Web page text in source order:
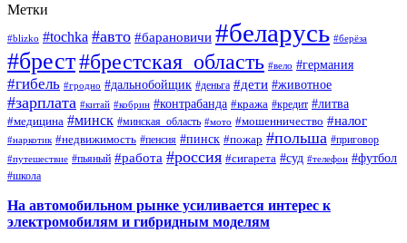
Метки
#blizko #tochka #авто #барановичи #беларусь #берёза
#брест#брестская_область #вело #германия
#гибель #гродно #дальнобойщик #деньга #дети #животное
#зарплата #китай #кобрин #контрабанда #кража #кредит #литва
#медицина #минск #минская_область #мото #мошенничество #налог
#наркотик #недвижимость #пенсия #пинск #пожар #польша #приговор
#путешествие #пьяный #работа #россия #сигарета #суд #телефон #футбол
#школа
На автомобильном рынке усиливается интерес к
электромобилям и гибридным моделям